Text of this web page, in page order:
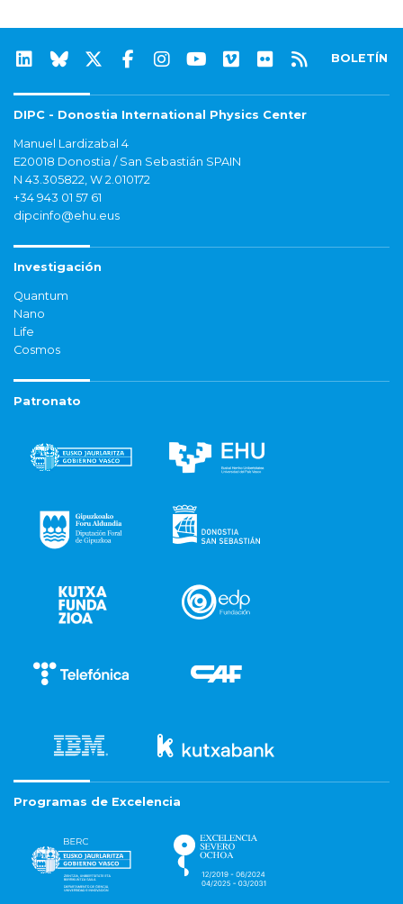
BOLETÍN
DIPC - Donostia International Physics Center
Manuel Lardizabal 4
E20018 Donostia / San Sebastián SPAIN
N 43.305822, W 2.010172
+34 943 01 57 61
dipcinfo@ehu.eus
Investigación
Quantum
Nano
Life
Cosmos
Patronato
Programas de Excelencia